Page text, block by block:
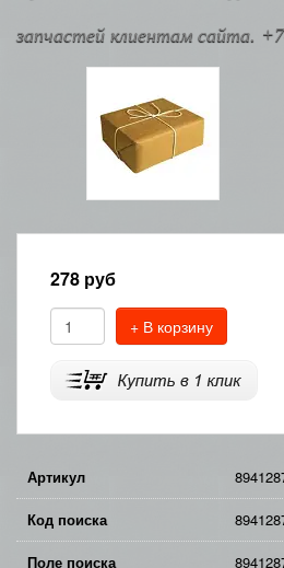
запчастей клиентам сайта.
278 руб
+ В корзину
Артикул
Код поиска
Поле поиска